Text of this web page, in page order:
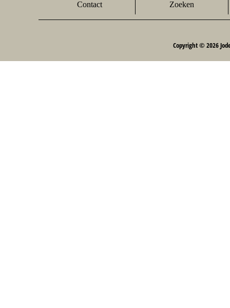
Contact Zoeken
Copyright © 2026